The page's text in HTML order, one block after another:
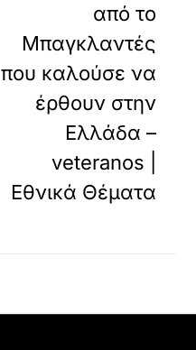
από το
Μπαγκλαντές
που καλούσε να
έρθουν στην
Ελλάδα –
veteranos |
Εθνικά Θέματα